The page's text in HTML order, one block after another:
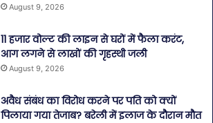
August 9, 2026
11 हजार वोल्ट की लाइन से घरों में फैला करंट,
आग लगने से लाखों की गृहस्थी जली
August 9, 2026
अवैध संबंध का विरोध करने पर पति को क्यों
पिलाया गया तेजाब? बरेली में इलाज के दौरान मौत